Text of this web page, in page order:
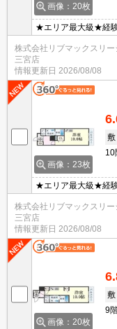
画像：20枚
★エリア最大級★経験
能！オンライン内覧
問題ありません♪弊社
可能になりますので
株式会社リブマックスリー
三宮店
情報更新日 2026/08/08
画像：23枚
敷
10
★エリア最大級★経験
望がありましたらお
能！オンライン内覧
問題ありません♪弊
可能になりますので
株式会社リブマックスリー
三宮店
情報更新日 2026/08/08
画像：20枚
敷
9